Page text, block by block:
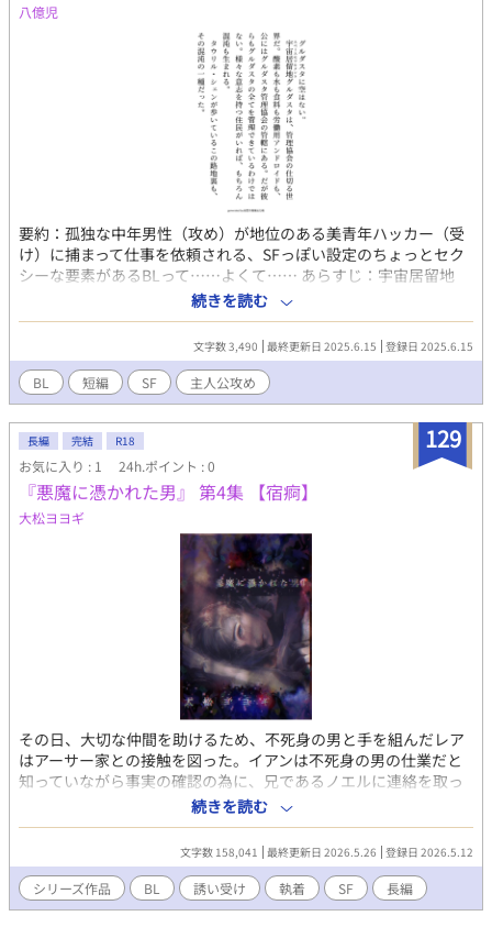
八億児
要約：孤独な中年男性（攻め）が地位のある美青年ハッカー（受
け）に捕まって仕事を依頼される、SFっぽい設定のちょっとセク
シーな要素があるBLって……よくて…… あらすじ：宇宙居留地
《グルダスタ》の辺鄙な工場で、壊れたアンドロイドを解体する
孤独な独身中年男性主人公。ある日《グルダスタ管理協会》重鎮
の眼帯の男から秘密裏の依頼を受けることになる。
続きを読む
文字数 3,490 最終更新日 2025.6.15 登録日 2025.6.15
BL 短編 SF 主人公攻め
129
長編 完結 R18
お気に入り : 1 24h.ポイント : 0
『悪魔に憑かれた男』 第4集 【宿痾】
大松ヨヨギ
その日、大切な仲間を助けるため、不死身の男と手を組んだレア
はアーサー家との接触を図った。イアンは不死身の男の仕業だと
知っていながら事実の確認の為に、兄であるノエルに連絡を取っ
て直接会うことになるが…。 その頃ヒラキ・ライトは懐かしい夢
と共に目覚め、自分の置かれた立場に愕然としていた。 こちらは
『悪魔に憑かれた男』のシリーズ物です。 暴力的、性的描写が含
まれます。
続きを読む
文字数 158,041 最終更新日 2026.5.26 登録日 2026.5.12
シリーズ作品 BL 誘い受け 執着 SF 長編